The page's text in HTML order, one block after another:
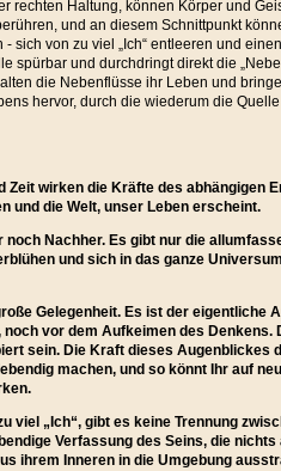
rechten Haltung, können Körper und
und an diesem Schnittpunkt
sich von zu viel „Ich“ entleeren und
spürbar und durchdringt direkt die
die Nebenflüsse ihr Leben und
hervor, durch die wiederum die
Zeit wirken die Kräfte des abhängigen
und die Welt, unser Leben erscheint.
noch Nachher. Es gibt nur die
und sich in das ganze
Gelegenheit. Es ist der eigentliche
vor dem Aufkeimen des Denkens.
sein. Die Kraft dieses Augenblickes
machen, und so könnt Ihr auf
viel „Ich“, gibt es keine Trennung
Verfassung des Seins, die nichts
ihrem Inneren in die Umgebung